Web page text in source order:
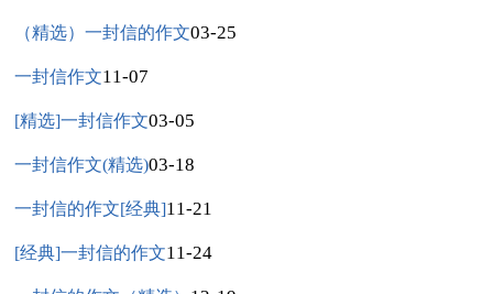
（精选）一封信的作文03-25
一封信作文11-07
[精选]一封信作文03-05
一封信作文(精选)03-18
一封信的作文[经典]11-21
[经典]一封信的作文11-24